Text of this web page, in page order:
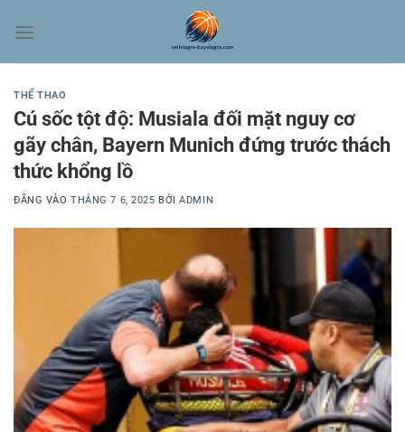
qua
THỂ THAO
Cú sốc tột độ: Musiala đối mặt nguy cơ
gãy chân, Bayern Munich đứng trước thách
thức khổng lồ
ĐĂNG VÀOTHÁNG 7 6, 2025 BỞIADMIN